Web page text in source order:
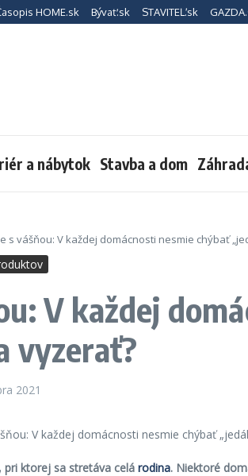
HOME.sk Bývať.sk STAVITEĽ.sk
a nábytok Stavba a dom
s vášňou: V každej domácnosti nesmie chýbať
V každej
vyzerať?
2021
pri ktorej sa stretáva celá rodina. Niektoré